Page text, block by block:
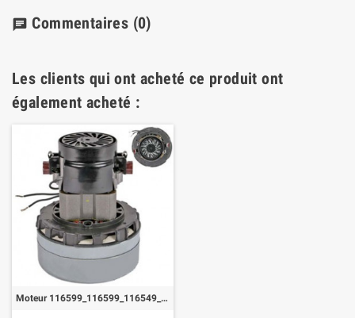
chat Commentaires (0)
Les clients qui ont acheté ce produit ont
également acheté :
Moteur 116599_116599_116549_117307_116590